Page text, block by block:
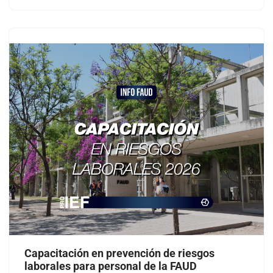
Capacitación en prevención de riesgos
laborales para personal de la FAUD